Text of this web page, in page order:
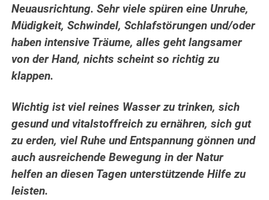
Neuausrichtung. Sehr viele spüren eine Unruhe,
Müdigkeit, Schwindel, Schlafstörungen und/oder
haben intensive Träume, alles geht langsamer
von der Hand, nichts scheint so richtig zu
klappen.
Wichtig ist viel reines Wasser zu trinken, sich
gesund und vitalstoffreich zu ernähren, sich gut
zu erden, viel Ruhe und Entspannung gönnen und
auch ausreichende Bewegung in der Natur
helfen an diesen Tagen unterstützende Hilfe zu
leisten.